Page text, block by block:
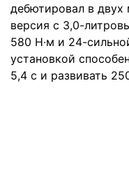
дебютировал в двух
версия с 3,0-
580 Н∙м и 24-
установкой
5,4 с и развивать